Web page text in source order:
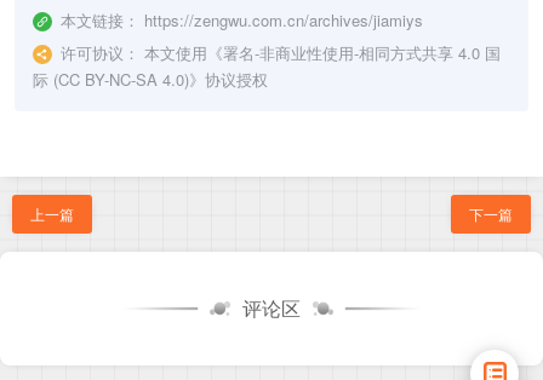
本文链接： https://zengwu.com.cn/archives/jiamiys
许可协议： 本文使用《署名-非商业性使用-相同方式共享 4.0 国
际 (CC BY-NC-SA 4.0)》协议授权
上一篇 下一篇
评论区